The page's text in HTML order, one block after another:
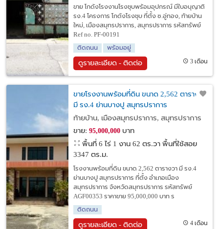
ขาย โกดังโรงงานโรงชุบพร้อมอุปกรณ์ มีใบอนุญาติ
รง.4 โครงการ โกดังโรงชุบ ที่ตั้ง ซ.อู่ทอง, ท้ายบ้าน
ใหม่, เมืองสมุทรปราการ, สมุทรปราการ รหัสทรัพย์
Ref no. PF-00191
ติดถนน
พร้อมอยู่
ดูรายละเอียด - ติดต่อ 3 เดือน
ขายโรงงานพร้อมที่ดิน ขนาด 2,562 ตารางวา
มี รง.4 ย่านบางปู สมุทรปราการ
ท้ายบ้าน, เมืองสมุทรปราการ, สมุทรปราการ
ขาย: 95,000,000บาท
พื้นที่ 6 ไร่ 1 งาน 62 ตร.วา พื้นที่ใช้สอย
3347 ตร.ม.
โรงงานพร้อมที่ดิน ขนาด 2,562 ตารางวา มี รง.4
ย่านบางปู สมุทรปราการ ที่ตั้ง อำเภอเมือง
สมุทรปราการ จังหวัดสมุทรปราการ รหัสทรัพย์
AGF00353 ราคาขาย 95,000,000 บาท ร
ติดถนน
ดูรายละเอียด - ติดต่อ 4 เดือน